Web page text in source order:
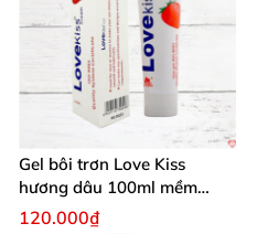
Gel bôi trơn Love Kiss
hương dâu 100ml mềm
mượt an toàn thơm
120.000₫